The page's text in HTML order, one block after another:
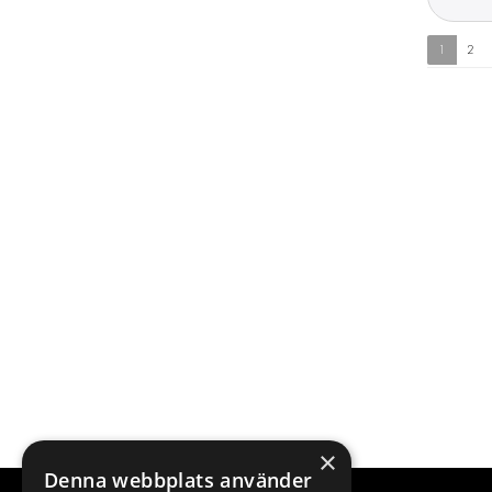
1 2
×
Denna webbplats använder